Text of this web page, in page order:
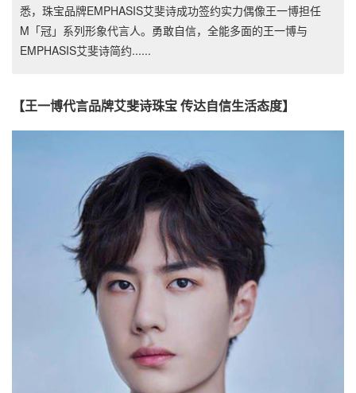
悉，珠宝品牌EMPHASIS艾斐诗成功签约实力偶像王一博担任
M「冠」系列形象代言人。勇敢自信，全能多面的王一博与
EMPHASIS艾斐诗简约......
【王一博代言品牌艾斐诗珠宝 传达自信生活态度】